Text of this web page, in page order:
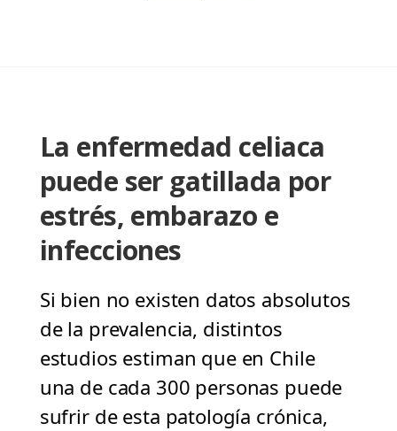
La enfermedad celiaca
puede ser gatillada por
estrés, embarazo e
infecciones
Si bien no existen datos absolutos
de la prevalencia, distintos
estudios estiman que en Chile
una de cada 300 personas puede
sufrir de esta patología crónica,